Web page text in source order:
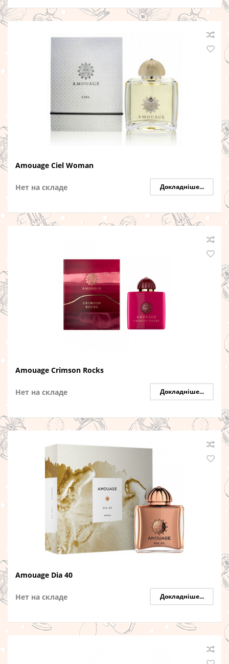
Amouage Ciel Woman
Нет на складе Докладніше...
Amouage Crimson Rocks
Нет на складе Докладніше...
Amouage Dia 40
Нет на складе Докладніше...